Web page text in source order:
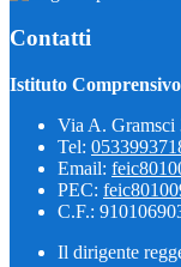
Contatti
Istituto
Via A. Gramsci
Tel:
Email:
PEC:
C.F.:
Il dirigente